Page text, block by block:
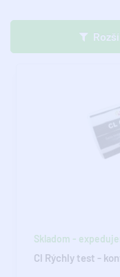
Skladom -
Cl Rýchly test -